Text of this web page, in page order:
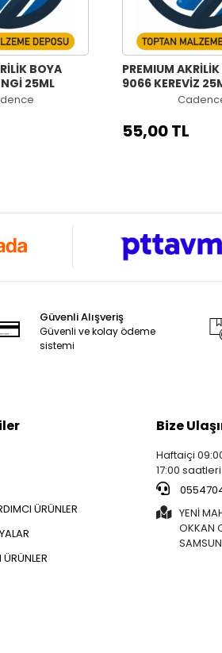
BOYA
25ML
PREMIUM
9066 KEREVİZ
55,00 TL
Güvenli Alışveriş
Güvenli ve kolay ödeme
sistemi
ÜRÜNLER
Bize
Haftaiçi
17:00
YENİ
OKKAN
SAMSUN